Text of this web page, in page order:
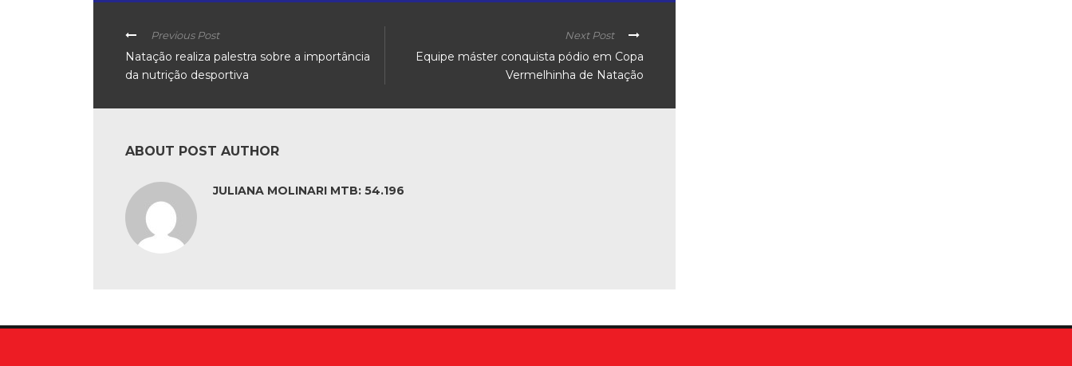
Previous Post
Natação realiza palestra sobre a importância
da nutrição desportiva
Next Post
Equipe máster conquista pódio em Copa
Vermelhinha de Natação
ABOUT POST AUTHOR
JULIANA MOLINARI MTB: 54.196